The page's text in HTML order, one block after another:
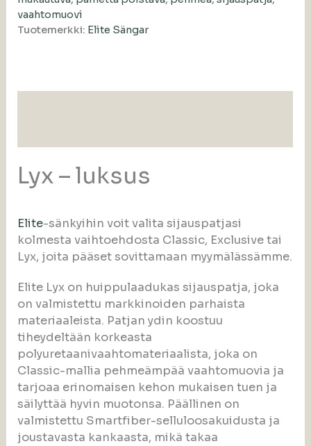
vaahtomuovi
Tuotemerkki: Elite Sängar
Lyx – luksus
Elite-sänkyihin voit valita sijauspatjasi
kolmesta vaihtoehdosta Classic, Exclusive tai
Lyx, joita pääset sovittamaan myymälässämme.
Elite Lyx on huippulaadukas sijauspatja, joka
on valmistettu markkinoiden parhaista
materiaaleista. Patjan ydin koostuu
tiheydeltään korkeasta
polyuretaanivaahtomateriaalista, joka on
Classic-mallia pehmeämpää vaahtomuovia ja
tarjoaa erinomaisen kehon mukaisen tuen ja
säilyttää hyvin muotonsa. Päällinen on
valmistettu Smartfiber-selluloosakuidusta ja
joustavasta kankaasta, mikä takaa